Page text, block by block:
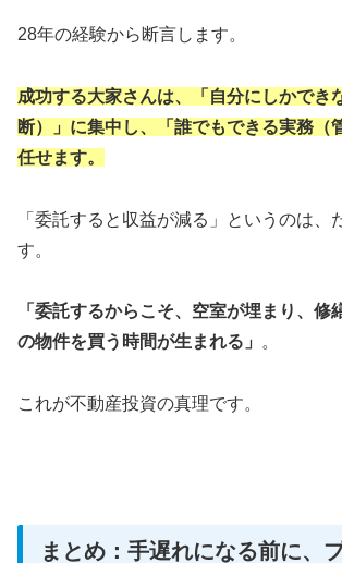
28年の経験から断言します。
成功する大家さんは、「自分にしかでき
断）」に集中し、「誰でもできる実務（
任せます。
「委託すると収益が減る」というのは、
す。
「委託するからこそ、空室が埋まり、修
の物件を買う時間が生まれる」 。
これが不動産投資の真理です。
まとめ：手遅れになる前に、